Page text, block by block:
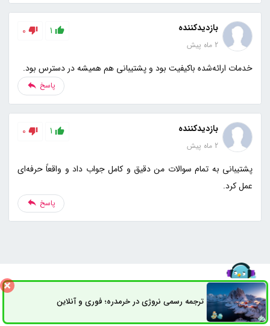
بازدیدکننده
2 ماه پیش
1
0
خدمات ارائه‌شده باکیفیت بود و پشتیبانی هم همیشه در دسترس بود.
پاسخ
بازدیدکننده
2 ماه پیش
1
0
پشتیبانی به تمام سوالات من دقیق و کامل جواب داد و واقعاً حرفه‌ای
عمل کرد.
پاسخ
مطالب منتخب سردبیر
ترجمه رسمی نروژی در خرمدره؛ فوری و آنلاینثبت سفارش راه های ارتباطی